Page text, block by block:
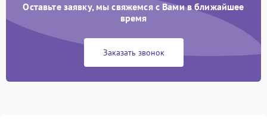
Оставьте заявку, мы свяжемся с Вами в ближайшее
время
Заказать звонок